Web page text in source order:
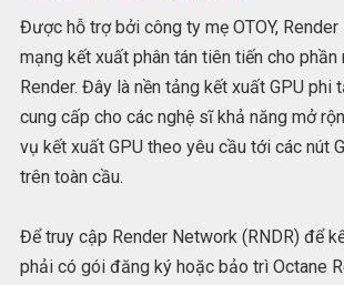
Được hỗ trợ bởi công ty mẹ OTOY,
mạng kết xuất phân tán tiên tiến cho phần
Render. Đây là nền tảng kết xuất GPU phi
cung cấp cho các nghệ sĩ khả năng mở
vụ kết xuất GPU theo yêu cầu tới các nút
trên toàn cầu.
Để truy cập Render Network (RNDR) để
phải có gói đăng ký hoặc bảo trì Octane